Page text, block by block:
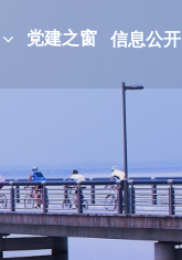
党建之窗 信息公开